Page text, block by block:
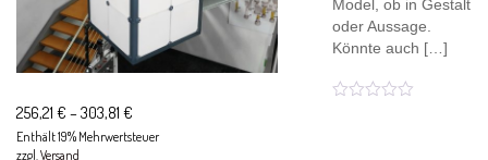
Model, ob in Gestalt
oder Aussage.
Könnte auch […]
256,21 € –303,81 €
Enthält 19% Mehrwertsteuer
zzgl.Versand